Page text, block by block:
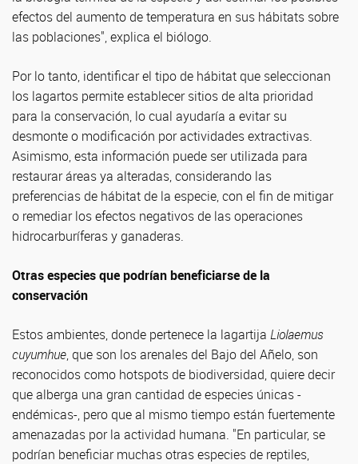
efectos del aumento de temperatura en sus hábitats sobre
las poblaciones", explica el biólogo.
Por lo tanto, identificar el tipo de hábitat que seleccionan
los lagartos permite establecer sitios de alta prioridad
para la conservación, lo cual ayudaría a evitar su
desmonte o modificación por actividades extractivas.
Asimismo, esta información puede ser utilizada para
restaurar áreas ya alteradas, considerando las
preferencias de hábitat de la especie, con el fin de mitigar
o remediar los efectos negativos de las operaciones
hidrocarburíferas y ganaderas.
Otras especies que podrían beneficiarse de la
conservación
Estos ambientes, donde pertenece la lagartija Liolaemus
cuyumhue, que son los arenales del Bajo del Añelo, son
reconocidos como hotspots de biodiversidad, quiere decir
que alberga una gran cantidad de especies únicas -
endémicas-, pero que al mismo tiempo están fuertemente
amenazadas por la actividad humana. "En particular, se
podrían beneficiar muchas otras especies de reptiles,